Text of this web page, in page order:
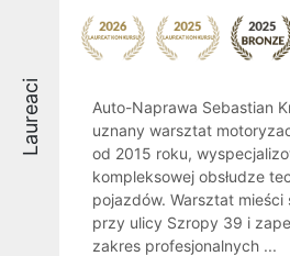
Laureaci
Auto-Naprawa Sebastian
uznany warsztat
od 2015 roku,
kompleksowej obsłudze
pojazdów. Warsztat mieści
przy ulicy Szropy 39 i
zakres profesjonalnych ...